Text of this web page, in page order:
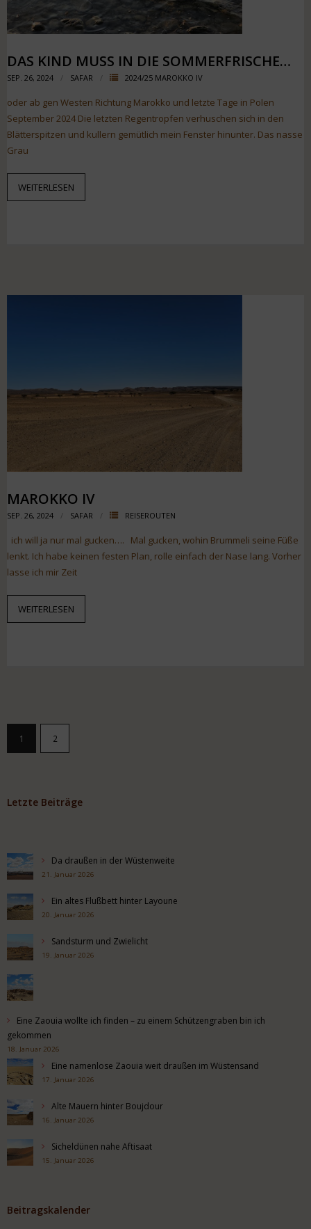
DAS KIND MUSS IN DIE SOMMERFRISCHE…
SEP. 26, 2024 SAFAR 2024/25 MAROKKO IV
oder ab gen Westen Richtung Marokko und letzte Tage in Polen
September 2024 Die letzten Regentropfen verhuschen sich in den
Blätterspitzen und kullern gemütlich mein Fenster hinunter. Das nasse
Grau
WEITERLESEN
MAROKKO IV
SEP. 26, 2024 SAFAR REISEROUTEN
ich will ja nur mal gucken…. Mal gucken, wohin Brummeli seine Füße
lenkt. Ich habe keinen festen Plan, rolle einfach der Nase lang. Vorher
lasse ich mir Zeit
WEITERLESEN
1 2
Letzte Beiträge
Da draußen in der Wüstenweite
21. Januar 2026
Ein altes Flußbett hinter Layoune
20. Januar 2026
Sandsturm und Zwielicht
19. Januar 2026
Eine Zaouia wollte ich finden – zu einem Schützengraben bin ich
gekommen
18. Januar 2026
Eine namenlose Zaouia weit draußen im Wüstensand
17. Januar 2026
Alte Mauern hinter Boujdour
16. Januar 2026
Sicheldünen nahe Aftisaat
15. Januar 2026
Beitragskalender